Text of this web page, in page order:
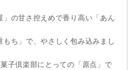
の甘さ控えめで香り高い「あん
ち」で、やさしく包み込みまし
子倶楽部にとっての「原点」で